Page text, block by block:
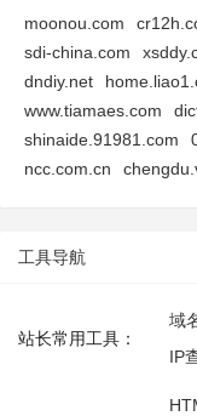
moonou.com
sdi-china.com
dndiy.net
www.tiamaes.com
shinaide.91981.com
ncc.com.cn
工具导航
站长常用工具：
域
IP